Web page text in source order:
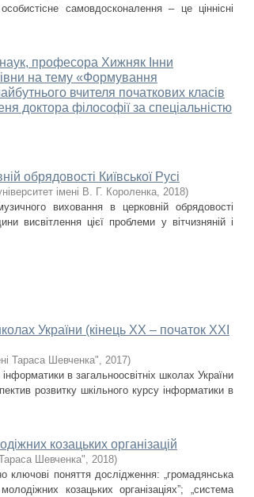
самовдосконалення – це ціннісні
наук, професора Хижняк Інни
на тему «Формування
вчителя початкових класів
доктора філософії за спеціальністю
обрядовості Київської Русі
імені В. Г. Короленка, 2018)
виховання в церковній обрядовості
висвітлення цієї проблеми у вітчизняній і
України (кінець ХХ – початок ХХІ
Тараса Шевченка", 2017)
в загальноосвітніх школах України
розвитку шкільного курсу інформатики в
козацьких організацій
Шевченка", 2018)
ключові поняття дослідження: „громадянська
козацьких організаціях”; „система